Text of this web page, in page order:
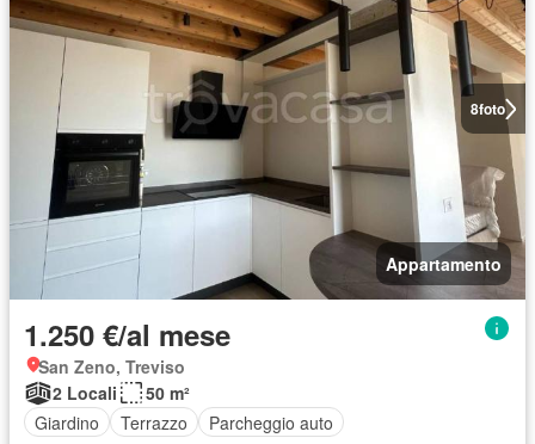
8foto
Appartamento
1.250 €/al mese
San Zeno, Treviso
2 Locali
50 m²
Giardino
Terrazzo Parcheggio auto